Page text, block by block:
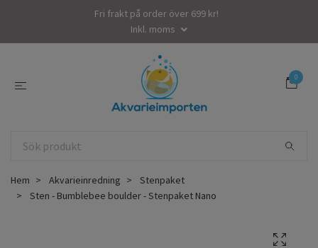
Fri frakt på order över 699 kr!
Inkl. moms
0
Hem Akvarieinredning
Stenpaket
Sten - Bumblebee boulder - Stenpaket Nano